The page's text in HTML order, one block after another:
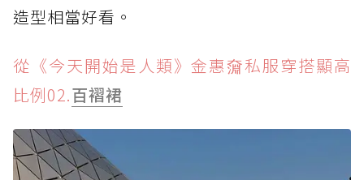
造型相當好看。
從《今天開始是人類》金惠奫私服穿搭顯高
比例02.百褶裙